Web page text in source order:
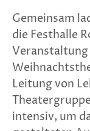
Gemeinsam
die Festhalle
Leitung von
intensiv, um